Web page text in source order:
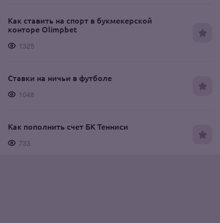
Как ставить на спорт в букмекерской
конторе Olimpbet
1325
Ставки на ничьи в футболе
1048
Как пополнить счет БК Тенниси
733